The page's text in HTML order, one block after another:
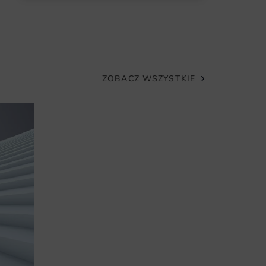
ZOBACZ WSZYSTKIE